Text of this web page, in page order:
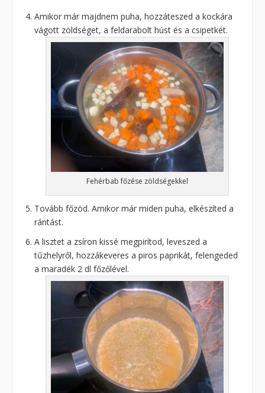
Amikor már majdnem puha, hozzáteszed a kockára
vágott zöldséget, a feldarabolt húst és a csipetkét.
Fehérbab főzése zöldségekkel
Tovább főzöd. Amikor már miden puha, elkészíted a
rántást.
A lisztet a zsíron kissé megpirítod, leveszed a
tűzhelyről, hozzákeveres a piros paprikát, felengeded
a maradék 2 dl főzőlével.